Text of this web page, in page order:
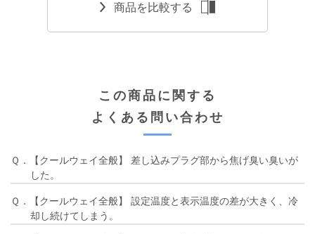
商品を比較する
この商品に関する
よくある問い合わせ
Ｑ．【クールウェイ全般】 差し込みプラグ部から焦げ臭い臭いが
した。
Ｑ．【クールウェイ全般】 設定温度と表示温度の差が大きく、冷
却し続けてしまう。